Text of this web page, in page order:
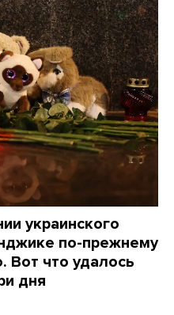
украинского
по-прежнему
Вот что удалось
дня